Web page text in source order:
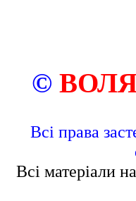
© ВОЛЯ
Всі права
Всі матеріали